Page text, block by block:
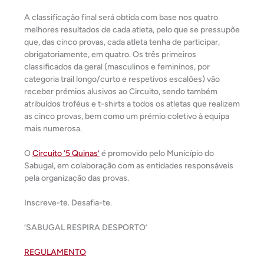
A classificação final será obtida com base nos quatro
melhores resultados de cada atleta, pelo que se pressupõe
que, das cinco provas, cada atleta tenha de participar,
obrigatoriamente, em quatro. Os três primeiros
classificados da geral (masculinos e femininos, por
categoria trail longo/curto e respetivos escalões) vão
receber prémios alusivos ao Circuito, sendo também
atribuídos troféus e t-shirts a todos os atletas que realizem
as cinco provas, bem como um prémio coletivo à equipa
mais numerosa.
OCircuito ‘5 Quinas’é promovido pelo Município do
Sabugal, em colaboração com as entidades responsáveis
pela organização das provas.
Inscreve-te. Desafia-te.
‘SABUGAL RESPIRA DESPORTO’
REGULAMENTO